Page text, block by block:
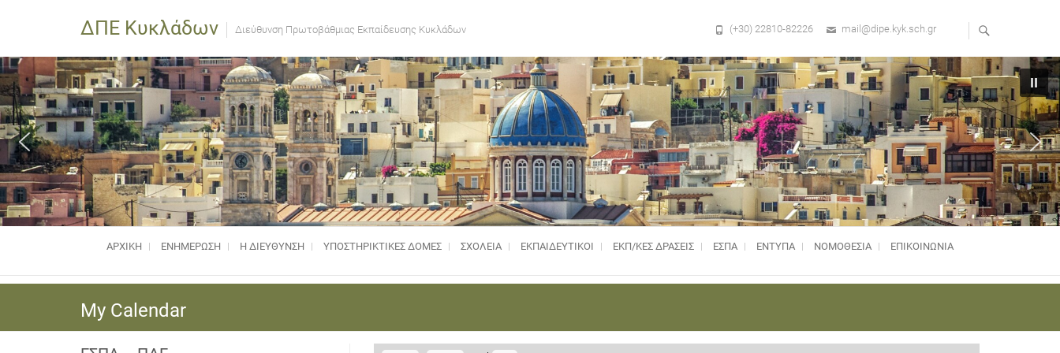
ΔΠΕ Κυκλάδων Διεύθυνση Πρωτοβάθμιας Εκπαίδευσης Κυκλάδων (+30) 22810-82226 mail@dipe.kyk.sch.gr
ΑΡΧΙΚΗ ΕΝΗΜΈΡΩΣΗ Η ΔΙΕΥΘΥΝΣΗ ΥΠΟΣΤΗΡΙΚΤΙΚΈΣ ΔΟΜΈΣ ΣΧΟΛΕΙΑ ΕΚΠΑΙΔΕΥΤΙΚΟΙ ΕΚΠ/ΚΕΣ ΔΡΑΣΕΙΣ ΕΣΠΑ ΕΝΤΥΠΑ ΝΟΜΟΘΕΣΊΑ ΕΠΙΚΟΙΝΩΝΙΑ
My Calendar